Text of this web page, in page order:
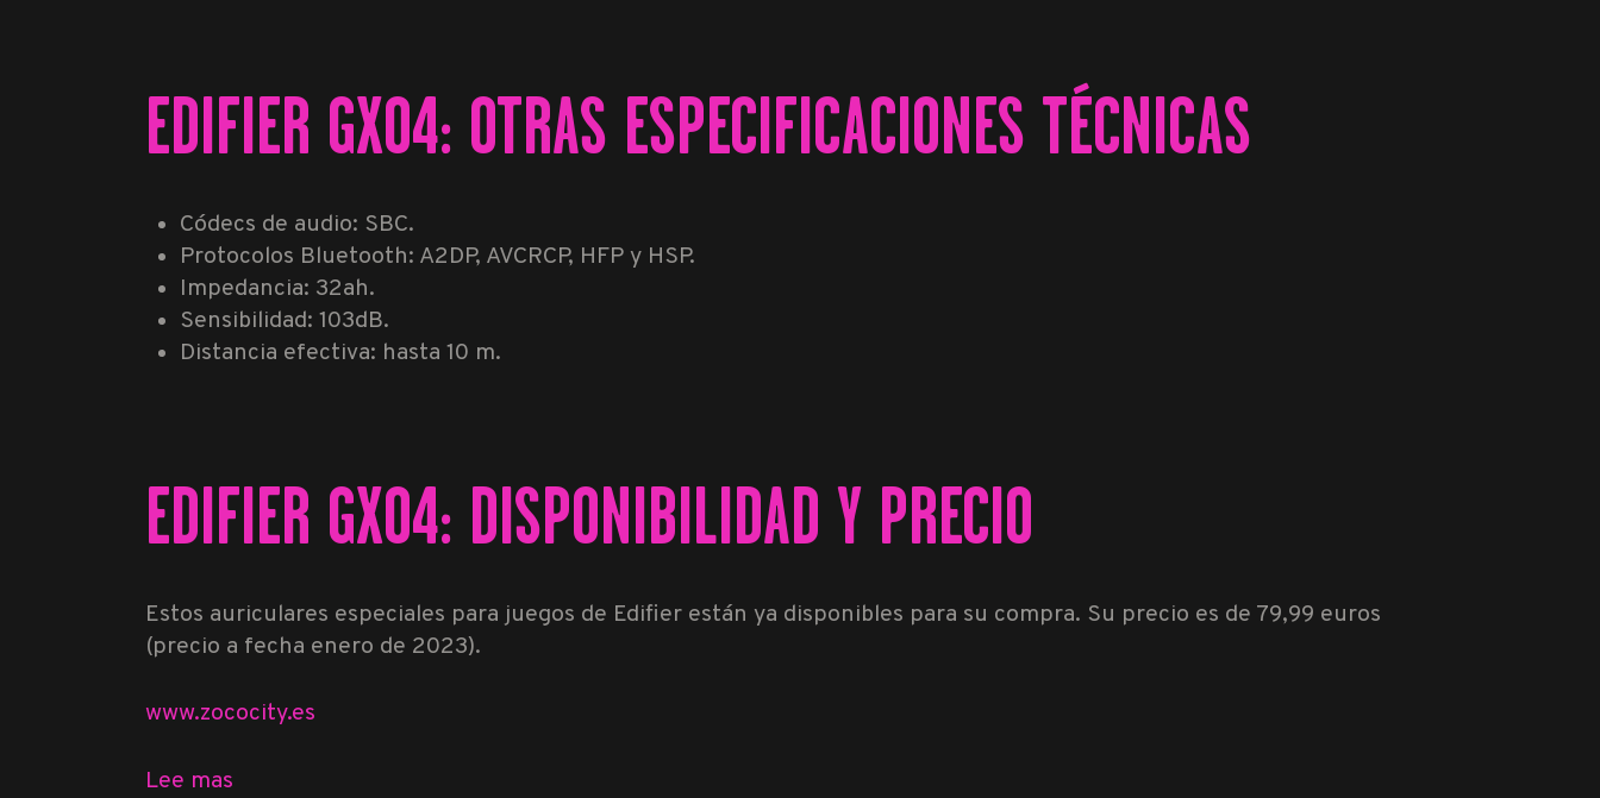
EDIFIER GX04: OTRAS ESPECIFICACIONES TÉCNICAS
Códecs de audio: SBC.
Protocolos Bluetooth: A2DP, AVCRCP, HFP y HSP.
Impedancia: 32ah.
Sensibilidad: 103dB.
Distancia efectiva: hasta 10 m.
EDIFIER GX04: DISPONIBILIDAD Y PRECIO
Estos auriculares especiales para juegos de Edifier están ya disponibles para su compra. Su precio es de 79,99 euros
(precio a fecha enero de 2023).
www.zococity.es
Lee mas